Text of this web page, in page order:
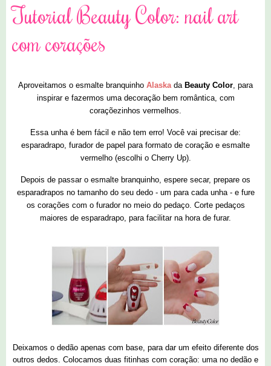
Tutorial Beauty Color: nail art
com corações
Aproveitamos o esmalte branquinho Alaska da Beauty Color , para
inspirar e fazermos uma decoração bem romântica, com
coraçõezinhos vermelhos.
Essa unha é bem fácil e não tem erro! Você vai precisar de:
esparadrapo, furador de papel para formato de coração e esmalte
vermelho (escolhi o Cherry Up).
Depois de passar o esmalte branquinho, espere secar, prepare os
esparadrapos no tamanho do seu dedo - um para cada unha - e fure
os corações com o furador no meio do pedaço. Corte pedaços
maiores de esparadrapo, para facilitar na hora de furar.
Deixamos o dedão apenas com base, para dar um efeito diferente dos
outros dedos. Colocamos duas fitinhas com coração: uma no dedão e